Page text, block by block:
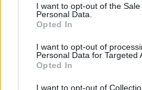
I want to opt-out of the
Personal Data.
Opted In
I want to opt-out of
Personal Data for Targeted
Opted In
I want to opt-out of